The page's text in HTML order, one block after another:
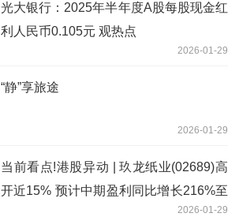
光大银行：2025年半年度A股每股现金红
利人民币0.105元 观热点
2026-01-29
“静”享旅途
2026-01-29
当前看点!港股异动 | 玖龙纸业(02689)高
开近15% 预计中期盈利同比增长216%至
2026-01-29